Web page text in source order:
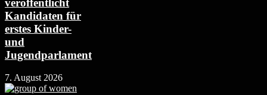
Kandidaten für
erstes Kinder-
und
Jugendparlament
7. August 2026